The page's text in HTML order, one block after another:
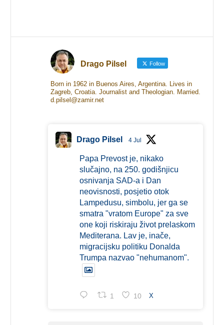
Drago Pilsel Follow
Born in 1962 in Buenos Aires, Argentina. Lives in
Zagreb, Croatia. Journalist and Theologian. Married.
d.pilsel@zamir.net
Drago Pilsel 4 Jul
Papa Prevost je, nikako
slučajno, na 250. godišnjicu
osnivanja SAD-a i Dan
neovisnosti, posjetio otok
Lampedusu, simbolu, jer ga se
smatra "vratom Europe" za sve
one koji riskiraju život prelaskom
Mediterana. Lav je, inače,
migracijsku politiku Donalda
Trumpa nazvao "nehumanom".
1 10 X